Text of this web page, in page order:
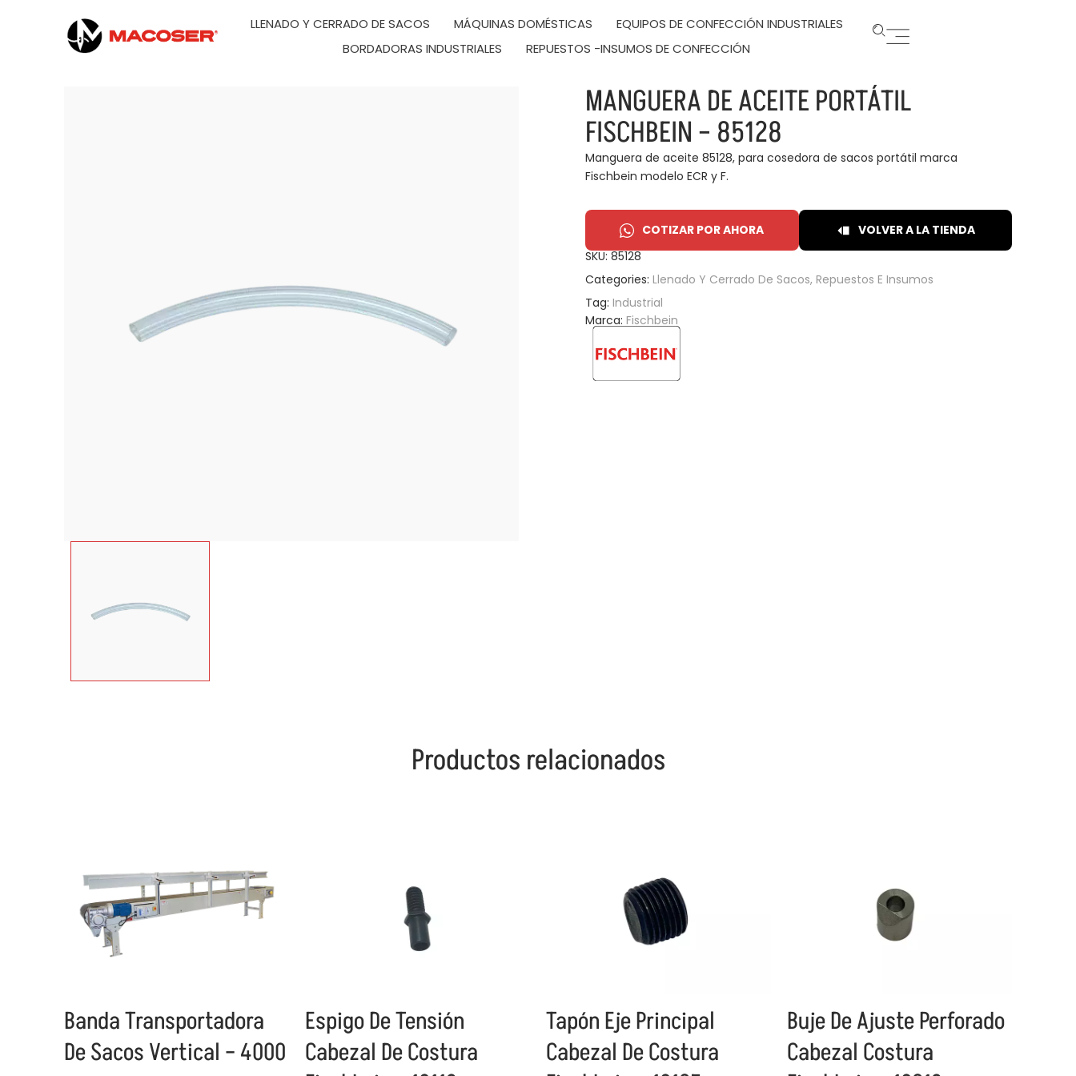
LLENADO Y CERRADO DE SACOS MÁQUINAS DOMÉSTICAS
EQUIPOS DE CONFECCIÓN INDUSTRIALES
BORDADORAS INDUSTRIALES
REPUESTOS -INSUMOS DE CONFECCIÓN
MANGUERA DE ACEITE PORTÁTIL
FISCHBEIN – 85128
Manguera de aceite 85128, para cosedora de sacos portátil marca
Fischbein modelo ECR y F.
COTIZAR POR AHORA
VOLVER A LA TIENDA
SKU: 85128
Categories: Llenado Y Cerrado De Sacos,Repuestos E Insumos
Tag: Industrial
Marca:Fischbein
Productos relacionados
Banda Transportadora
De Sacos Vertical – 4000
Espigo De Tensión
Cabezal De Costura
Tapón Eje Principal
Cabezal De Costura
Buje De Ajuste Perforado
Cabezal Costura